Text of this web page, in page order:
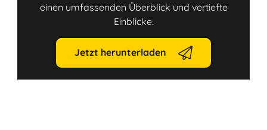
einen umfassenden Überblick und vertiefte
Einblicke.
Jetzt herunterladen